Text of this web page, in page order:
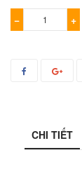
− +
CHI TIẾT